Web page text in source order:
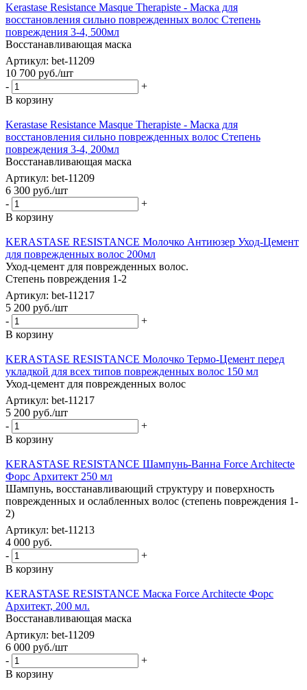
Kerastase Resistance Masque Therapiste - Маска для
восстановления сильно поврежденных волос Степень
повреждения 3-4, 500мл
Восстанавливающая маска
Артикул: bet-11209
10 700 руб./шт
-
+
В корзину
Kerastase Resistance Masque Therapiste - Маска для
восстановления сильно поврежденных волос Степень
повреждения 3-4, 200мл
Восстанавливающая маска
Артикул: bet-11209
6 300 руб./шт
-
+
В корзину
KERASTASE RESISTANCE Молочко Антиюзер Уход-Цемент
для поврежденных волос 200мл
Уход-цемент для поврежденных волос.
Степень повреждения 1-2
Артикул: bet-11217
5 200 руб./шт
-
+
В корзину
KERASTASE RESISTANCE Молочко Термо-Цемент перед
укладкой для всех типов поврежденных волос 150 мл
Уход-цемент для поврежденных волос
Артикул: bet-11217
5 200 руб./шт
-
+
В корзину
KERASTASE RESISTANCE Шампунь-Ванна Force Architecte
Форс Архитект 250 мл
Шампунь, восстанавливающий структуру и поверхность
поврежденных и ослабленных волос (степень повреждения 1-
2)
Артикул: bet-11213
4 000 руб.
-
+
В корзину
KERASTASE RESISTANCE Маска Force Architecte Форс
Архитект, 200 мл.
Восстанавливающая маска
Артикул: bet-11209
6 000 руб./шт
-
+
В корзину